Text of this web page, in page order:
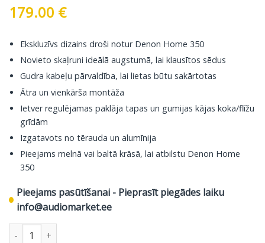
179.00 €
Ekskluzīvs dizains droši notur Denon Home 350
Novieto skaļruni ideālā augstumā, lai klausītos sēdus
Gudra kabeļu pārvaldība, lai lietas būtu sakārtotas
Ātra un vienkārša montāža
Ietver regulējamas paklāja tapas un gumijas kājas koka/flīžu
grīdām
Izgatavots no tērauda un alumīnija
Pieejams melnā vai baltā krāsā, lai atbilstu Denon Home
350
Pieejams pasūtīšanai - Pieprasīt piegādes laiku
info@audiomarket.ee
SoundXtra skaļruņu statīvs Home 350, melns, 1 gab daudzums